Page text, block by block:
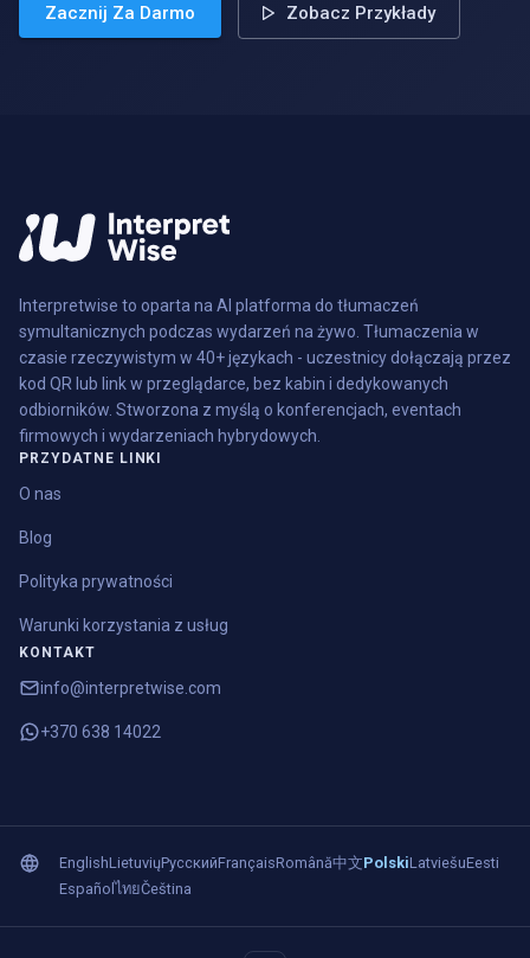
Zacznij Za Darmo Zobacz Przykłady
Interpretwise to oparta na AI platforma do tłumaczeń
symultanicznych podczas wydarzeń na żywo. Tłumaczenia w
czasie rzeczywistym w 40+ językach - uczestnicy dołączają przez
kod QR lub link w przeglądarce, bez kabin i dedykowanych
odbiorników. Stworzona z myślą o konferencjach, eventach
firmowych i wydarzeniach hybrydowych.
PRZYDATNE LINKI
O nas
Blog
Polityka prywatności
Warunki korzystania z usług
KONTAKT
info@interpretwise.com
+370 638 14022
EnglishLietuviųРусскийFrançaisRomână中文PolskiLatviešuEesti
EspañolไทยČeština